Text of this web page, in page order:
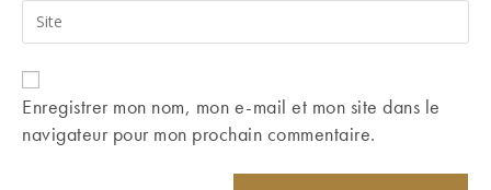
comment
address
comment
Saisir
l’URL
de
votre
(facultatif)
Enregistrer mon nom, mon e-mail et mon site dans le
navigateur pour mon prochain commentaire.